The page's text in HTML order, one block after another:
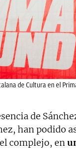
de Cultura en el
de
han podido
complejo, en